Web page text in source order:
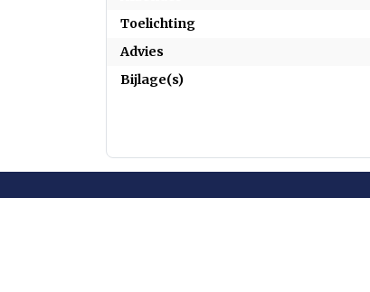
Toelichting
Advies
Bijlage(s)